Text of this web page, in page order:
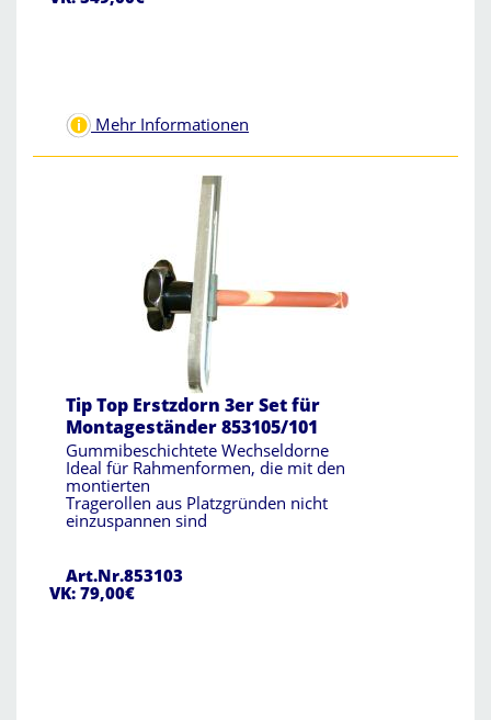
Mehr Informationen
Tip Top Erstzdorn 3er Set für
Montageständer 853105/101
Gummibeschichtete Wechseldorne
Ideal für Rahmenformen, die mit den
montierten
Tragerollen aus Platzgründen nicht
einzuspannen sind
Art.Nr.853103
VK: 79,00€